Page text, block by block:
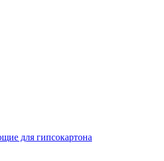
для гипсокартона